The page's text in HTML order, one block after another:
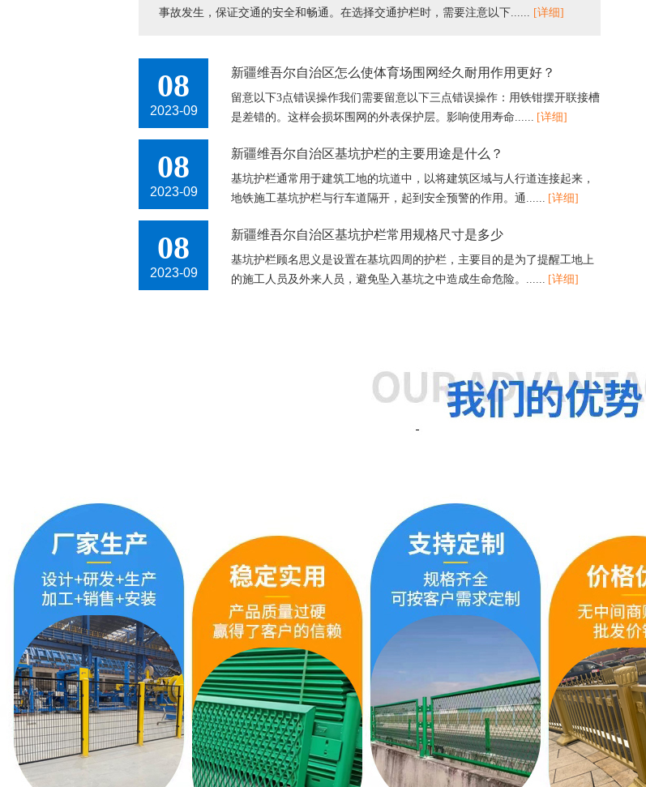
事故发生，保证交通的安全和畅通。在选择交通护栏时，需要注意以下...... [详细]
08
2023-09
新疆维吾尔自治区怎么使体育场围网经久耐用作用更好？
留意以下3点错误操作我们需要留意以下三点错误操作：用铁钳摆开联接槽
是差错的。这样会损坏围网的外表保护层。影响使用寿命...... [详细]
08
2023-09
新疆维吾尔自治区基坑护栏的主要用途是什么？
基坑护栏通常用于建筑工地的坑道中，以将建筑区域与人行道连接起来，
地铁施工基坑护栏与行车道隔开，起到安全预警的作用。通...... [详细]
08
2023-09
新疆维吾尔自治区基坑护栏常用规格尺寸是多少
基坑护栏顾名思义是设置在基坑四周的护栏，主要目的是为了提醒工地上
的施工人员及外来人员，避免坠入基坑之中造成生命危险。...... [详细]